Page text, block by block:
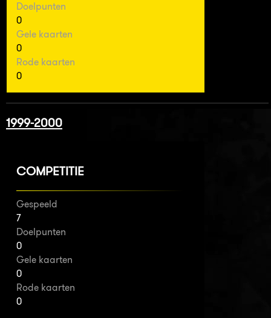
Doelpunten
0
Gele kaarten
0
Rode kaarten
0
1999-2000
COMPETITIE
Gespeeld
7
Doelpunten
0
Gele kaarten
0
Rode kaarten
0